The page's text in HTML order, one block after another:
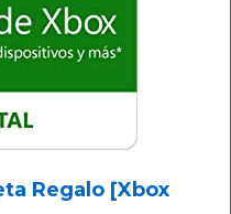
Regalo [Xbox